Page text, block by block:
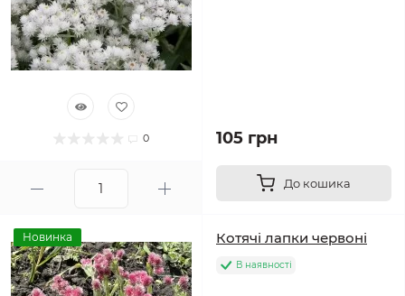
0 105 грн
До кошика
Новинка Котячі лапки червоні
В наявності